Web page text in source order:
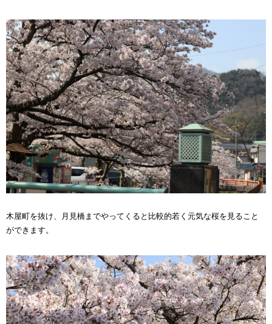
木屋町を抜け、月見橋までやってくると比較的若く元気な桜を見ること
ができます。